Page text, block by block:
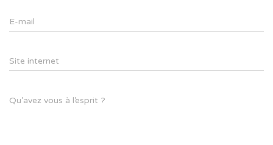
E-mail
Site internet
Qu’avez vous à l’esprit ?